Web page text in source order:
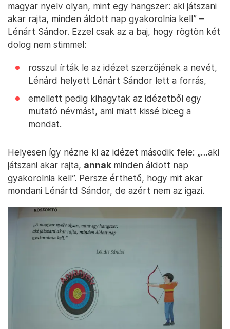
magyar nyelv olyan, mint egy hangszer: aki játszani
akar rajta, minden áldott nap gyakorolnia kell” –
Lénárt Sándor. Ezzel csak az a baj, hogy rögtön két
dolog nem stimmel:
rosszul írták le az idézet szerzőjének a nevét,
Lénárd helyett Lénárt Sándor lett a forrás,
emellett pedig kihagytak az idézetből egy
mutató névmást, ami miatt kissé biceg a
mondat.
Helyesen így nézne ki az idézet második fele: „…aki
játszani akar rajta, annak minden áldott nap
gyakorolnia kell”. Persze érthető, hogy mit akar
mondani Lénártd Sándor, de azért nem az igazi.